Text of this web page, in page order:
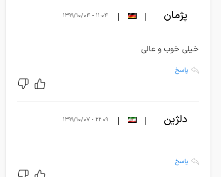
پژمان |
| ۱۱:۰۴ - ۱۳۹۹/۱۰/۰۴
خیلی خوب و عالی
پاسخ
دلژین |
| ۲۲:۰۹ - ۱۳۹۹/۱۰/۰۷
پاسخ